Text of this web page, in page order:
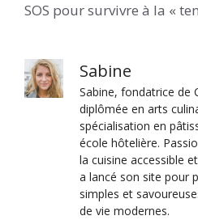
SOS pour survivre à la «
Sabine
Sabine, fondatrice de
diplômée en arts
spécialisation en
école hôtelière.
la cuisine accessible
a lancé son site pour
simples et
de vie modernes.